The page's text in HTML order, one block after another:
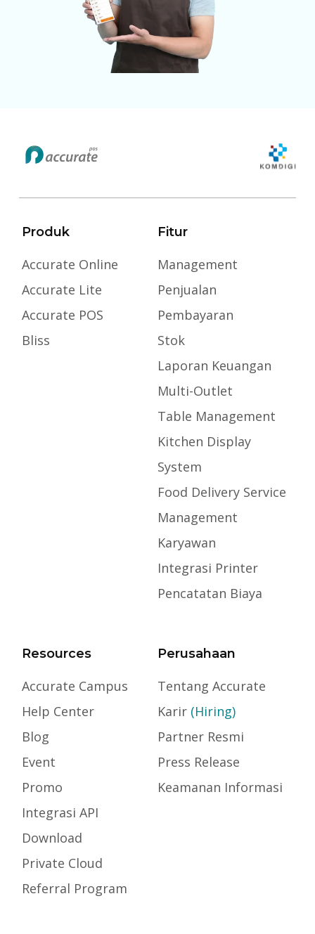
Produk
Accurate Online
Accurate Lite
Accurate POS
Bliss
Fitur
Management
Penjualan
Pembayaran
Stok
Laporan Keuangan
Multi-Outlet
Table Management
Kitchen Display
System
Food Delivery Service
Management
Karyawan
Integrasi Printer
Pencatatan Biaya
Resources
Accurate Campus
Help Center
Blog
Event
Promo
Integrasi API
Download
Private Cloud
Referral Program
Perusahaan
Tentang Accurate
Karir (Hiring)
Partner Resmi
Press Release
Keamanan Informasi